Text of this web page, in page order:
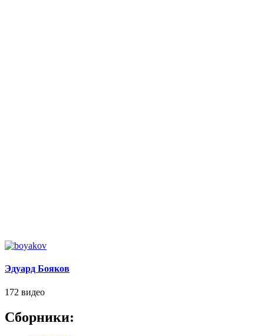
Эдуард Бояков
172 видео
Сборники: